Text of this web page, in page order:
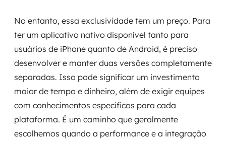
No entanto, essa exclusividade tem um preço. Para
ter um aplicativo nativo disponível tanto para
usuários de iPhone quanto de Android, é preciso
desenvolver e manter duas versões completamente
separadas. Isso pode significar um investimento
maior de tempo e dinheiro, além de exigir equipes
com conhecimentos específicos para cada
plataforma. É um caminho que geralmente
escolhemos quando a performance e a integração